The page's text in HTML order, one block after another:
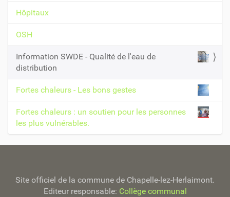
g
a
t
i
o
n
Hôpitaux
OSH
Information SWDE - Qualité de l'eau de
distribution
Fortes chaleurs - Les bons gestes
Fortes chaleurs : un soutien pour les personnes
les plus vulnérables.
Site officiel de la commune de Chapelle-lez-Herlaimont.
Editeur responsable: Collège communal